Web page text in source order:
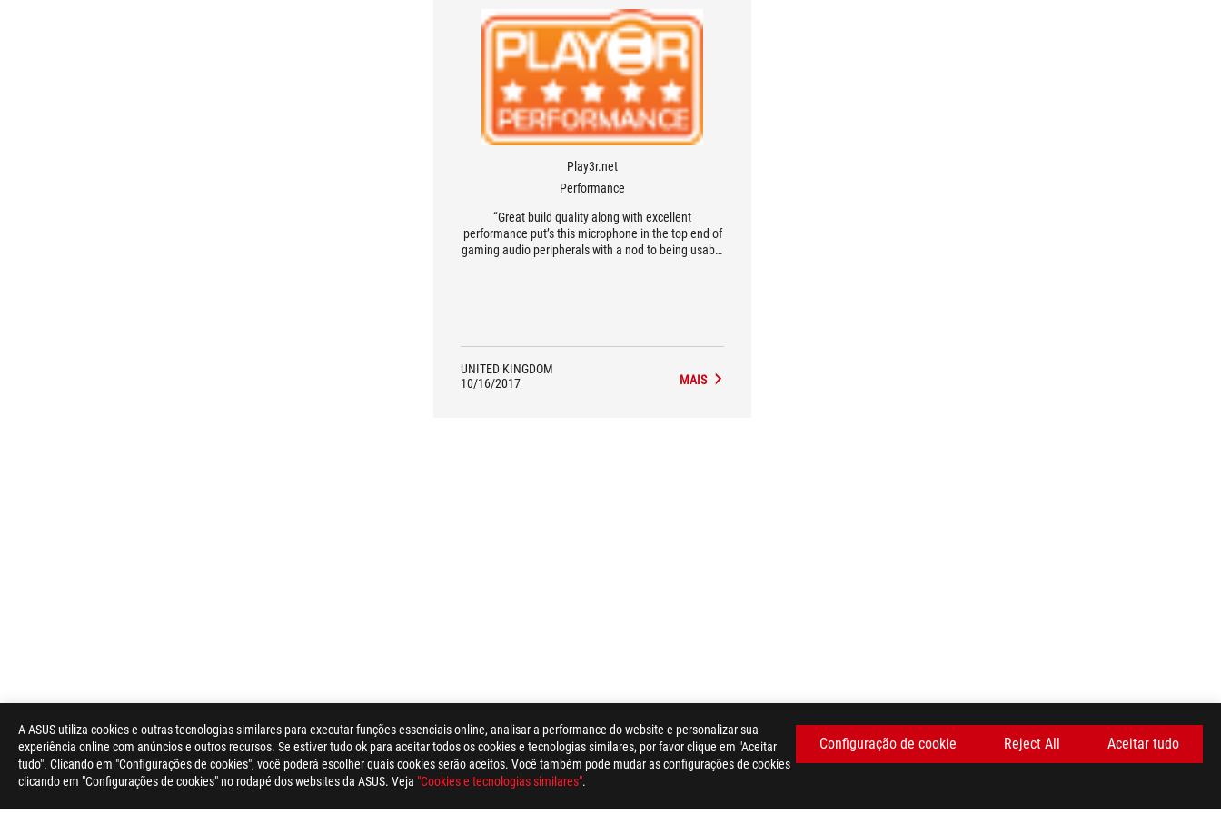
A ASUS utiliza cookies e outras tecnologias similares para executar funções essenciais online, analisar a performance do website e personalizar sua
experiência online com anúncios e outros recursos. Se estiver tudo ok para aceitar todos os cookies e tecnologias similares, por favor clique em "Aceitar
tudo". Clicando em "Configurações de cookies", você poderá escolher quais cookies serão aceitos. Você também pode mudar as configurações de cookies
clicando em "Configurações de cookies" no rodapé dos websites da ASUS. Veja "Cookies e tecnologias similares".
Configuração de cookie Reject All Aceitar tudo
Play3r.net
Performance
“Great build quality along with excellent
performance put’s this microphone in the top end of
gaming audio peripherals with a nod to being usable
UNITED KINGDOM
10/16/2017
MAIS